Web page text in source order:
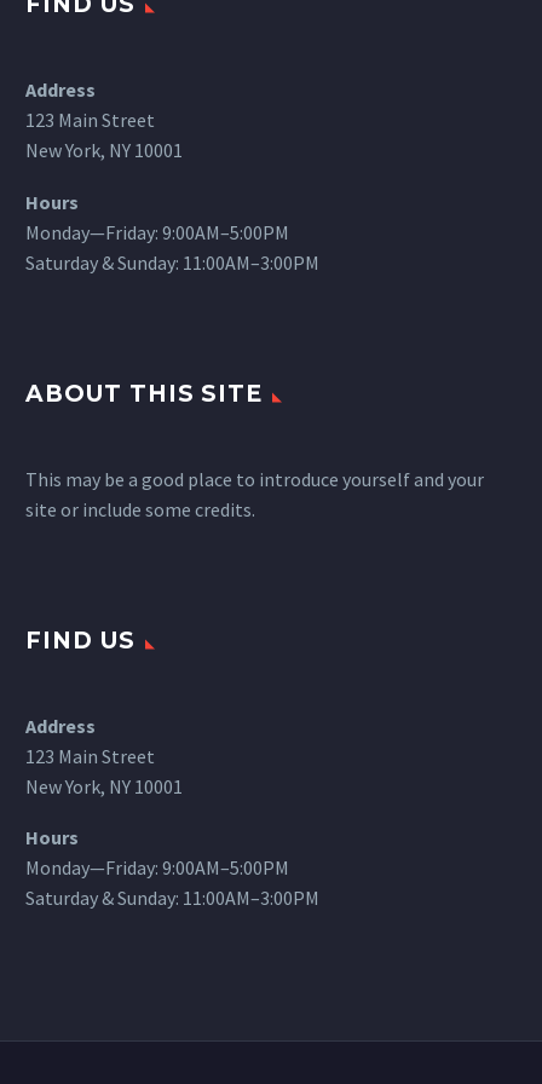
Address
123 Main Street
New York, NY 10001
Hours
Monday—Friday: 9:00AM–5:00PM
Saturday & Sunday: 11:00AM–3:00PM
ABOUT THIS SITE
This may be a good place to introduce yourself and your
site or include some credits.
FIND US
Address
123 Main Street
New York, NY 10001
Hours
Monday—Friday: 9:00AM–5:00PM
Saturday & Sunday: 11:00AM–3:00PM